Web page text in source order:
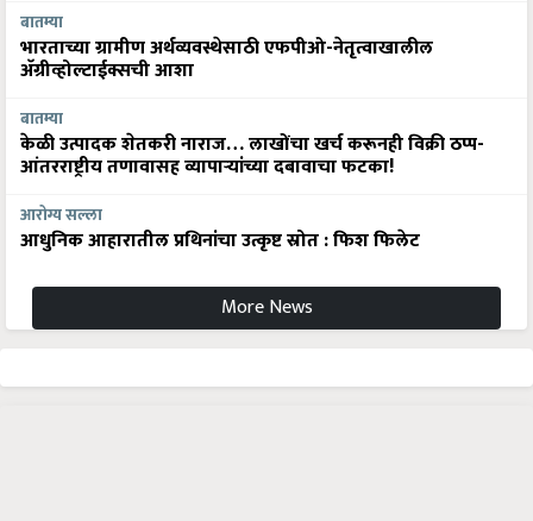
बातम्या
भारताच्या ग्रामीण अर्थव्यवस्थेसाठी एफपीओ-नेतृत्वाखालील
अ‍ॅग्रीव्होल्टाईक्सची आशा
बातम्या
केळी उत्पादक शेतकरी नाराज… लाखोंचा खर्च करूनही विक्री ठप्प-
आंतरराष्ट्रीय तणावासह व्यापाऱ्यांच्या दबावाचा फटका!
आरोग्य सल्ला
आधुनिक आहारातील प्रथिनांचा उत्कृष्ट स्रोत : फिश फिलेट
More News